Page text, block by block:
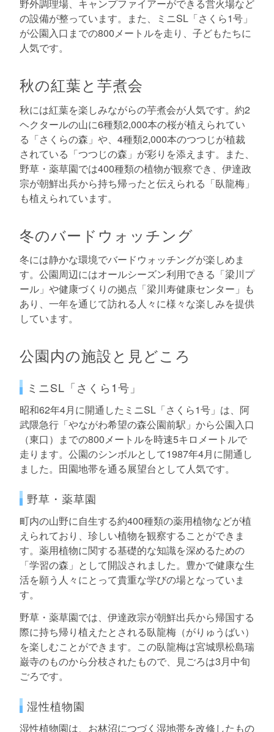
野外調理場、キャンプファイアーができる営火場など
の設備が整っています。また、ミニSL「さくら1号」
が公園入口までの800メートルを走り、子どもたちに
人気です。
秋の紅葉と芋煮会
秋には紅葉を楽しみながらの芋煮会が人気です。約2
ヘクタールの山に6種類2,000本の桜が植えられてい
る「さくらの森」や、4種類2,000本のつつじが植裁
されている「つつじの森」が彩りを添えます。また、
野草・薬草園では400種類の植物が観察でき、伊達政
宗が朝鮮出兵から持ち帰ったと伝えられる「臥龍梅」
も植えられています。
冬のバードウォッチング
冬には静かな環境でバードウォッチングが楽しめま
す。公園周辺にはオールシーズン利用できる「梁川プ
ール」や健康づくりの拠点「梁川寿健康センター」も
あり、一年を通じて訪れる人々に様々な楽しみを提供
しています。
公園内の施設と見どころ
ミニSL「さくら1号」
昭和62年4月に開通したミニSL「さくら1号」は、阿
武隈急行「やながわ希望の森公園前駅」から公園入口
（東口）までの800メートルを時速5キロメートルで
走ります。公園のシンボルとして1987年4月に開通し
ました。田園地帯を通る展望台として人気です。
野草・薬草園
町内の山野に自生する約400種類の薬用植物などが植
えられており、珍しい植物を観察することができま
す。薬用植物に関する基礎的な知識を深めるための
「学習の森」として開設されました。豊かで健康な生
活を願う人々にとって貴重な学びの場となっていま
す。
野草・薬草園では、伊達政宗が朝鮮出兵から帰国する
際に持ち帰り植えたとされる臥龍梅（がりゅうばい）
を楽しむことができます。この臥龍梅は宮城県松島瑞
巌寺のものから分枝されたもので、見ごろは3月中旬
ごろです。
湿性植物園
湿性植物園は、お林沼につづく湿地帯を改修したもの